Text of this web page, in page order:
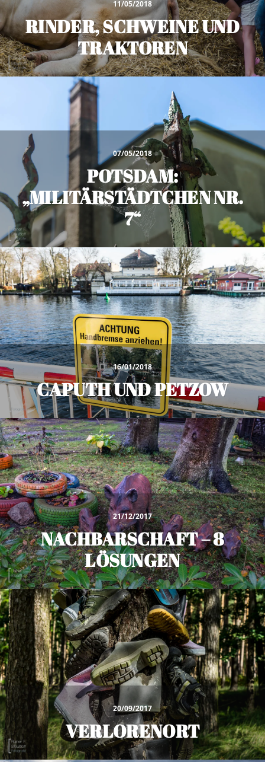
11/05/2018
RINDER, SCHWEINE UND
TRAKTOREN
07/05/2018
POTSDAM:
„MILITÄRSTÄDTCHEN NR.
7“
16/01/2018
CAPUTH UND PETZOW
21/12/2017
NACHBARSCHAFT – 8
LÖSUNGEN
20/09/2017
VERLORENORT